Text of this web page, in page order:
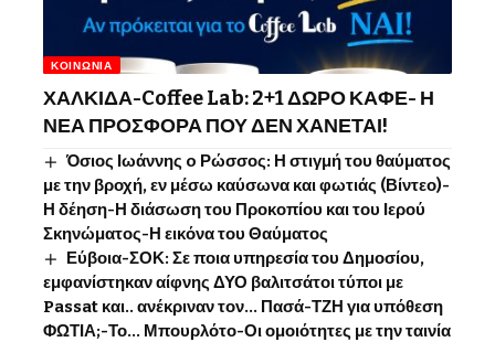
ΚΟΙΝΩΝΊΑ
ΧΑΛΚΙΔΑ-Coffee Lab: 2+1 ΔΩΡΟ ΚΑΦΕ- Η
ΝΕΑ ΠΡΟΣΦΟΡΑ ΠΟΥ ΔΕΝ ΧΑΝΕΤΑΙ!
Όσιος Ιωάννης o Ρώσσος: Η στιγμή του θαύματος
με την βροχή, εν μέσω καύσωνα και φωτιάς (Βίντεο)-
Η δέηση-Η διάσωση του Προκοπίου και του Ιερού
Σκηνώματος-Η εικόνα του Θαύματος
Εύβοια-ΣΟΚ: Σε ποια υπηρεσία του Δημοσίου,
εμφανίστηκαν αίφνης ΔΥΟ βαλιτσάτοι τύποι με
Passat και.. ανέκριναν τον… Πασά-ΤΖΗ για υπόθεση
ΦΩΤΙΑ;-Το… Μπουρλότο-Οι ομοιότητες με την ταινία